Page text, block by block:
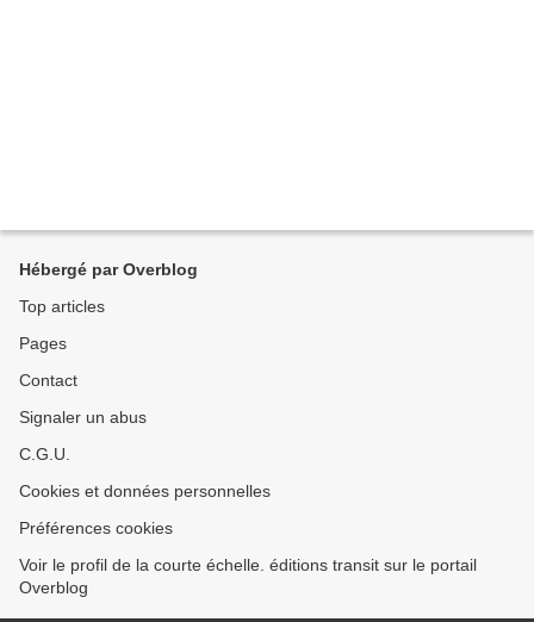
Hébergé par Overblog
Top articles
Pages
Contact
Signaler un abus
C.G.U.
Cookies et données personnelles
Préférences cookies
Voir le profil de la courte échelle. éditions transit sur le portail
Overblog